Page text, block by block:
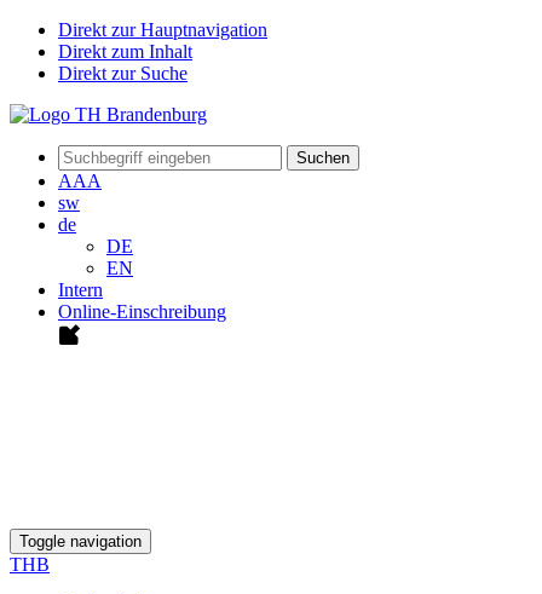
Direkt zur Hauptnavigation
Direkt zum Inhalt
Direkt zur Suche
Suchen
AAA
sw
de
DE
EN
Intern
Online-Einschreibung
Toggle navigation
THB